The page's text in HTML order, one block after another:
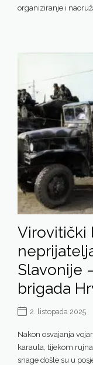
organiziranje i
Virovitički
Slavonije
brigada
2. listopada 2025.
Nakon osvajanja
karaula, tijekom
snage došle su u